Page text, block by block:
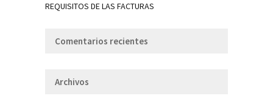
REQUISITOS DE LAS FACTURAS
Comentarios recientes
Archivos